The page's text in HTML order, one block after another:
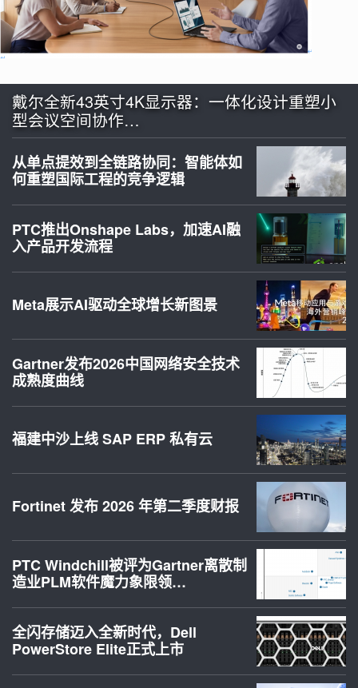
戴尔全新43英寸4K显示器：一体化设计重塑小
型会议空间协作…
从单点提效到全链路协同：智能体如
何重塑国际工程的竞争逻辑
PTC推出Onshape Labs，加速AI融
入产品开发流程
Meta展示AI驱动全球增长新图景
Gartner发布2026中国网络安全技术
成熟度曲线
福建中沙上线 SAP ERP 私有云
Fortinet 发布 2026 年第二季度财报
PTC Windchill被评为Gartner离散制
造业PLM软件魔力象限领…
全闪存储迈入全新时代，Dell
PowerStore Elite正式上市